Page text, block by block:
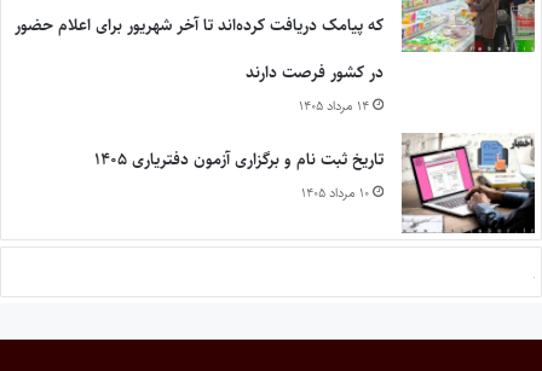
که پیامک دریافت کرده‌اند تا آخر شهریور برای اعلام حضور
در کشور فرصت دارند
۱۴ مرداد ۱۴۰۵
تاریخ ثبت نام و برگزاری آزمون دفتریاری ۱۴۰۵
۱۰ مرداد ۱۴۰۵